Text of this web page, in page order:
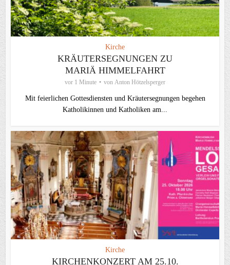
Kirche
KRÄUTERSEGNUNGEN ZU
MARIÄ HIMMELFAHRT
vor 1 Minute von Anton Hötzelsperger
Mit feierlichen Gottesdiensten und Kräutersegnungen begehen
Katholikinnen und Katholiken am...
Kirche
KIRCHENKONZERT AM 25.10.